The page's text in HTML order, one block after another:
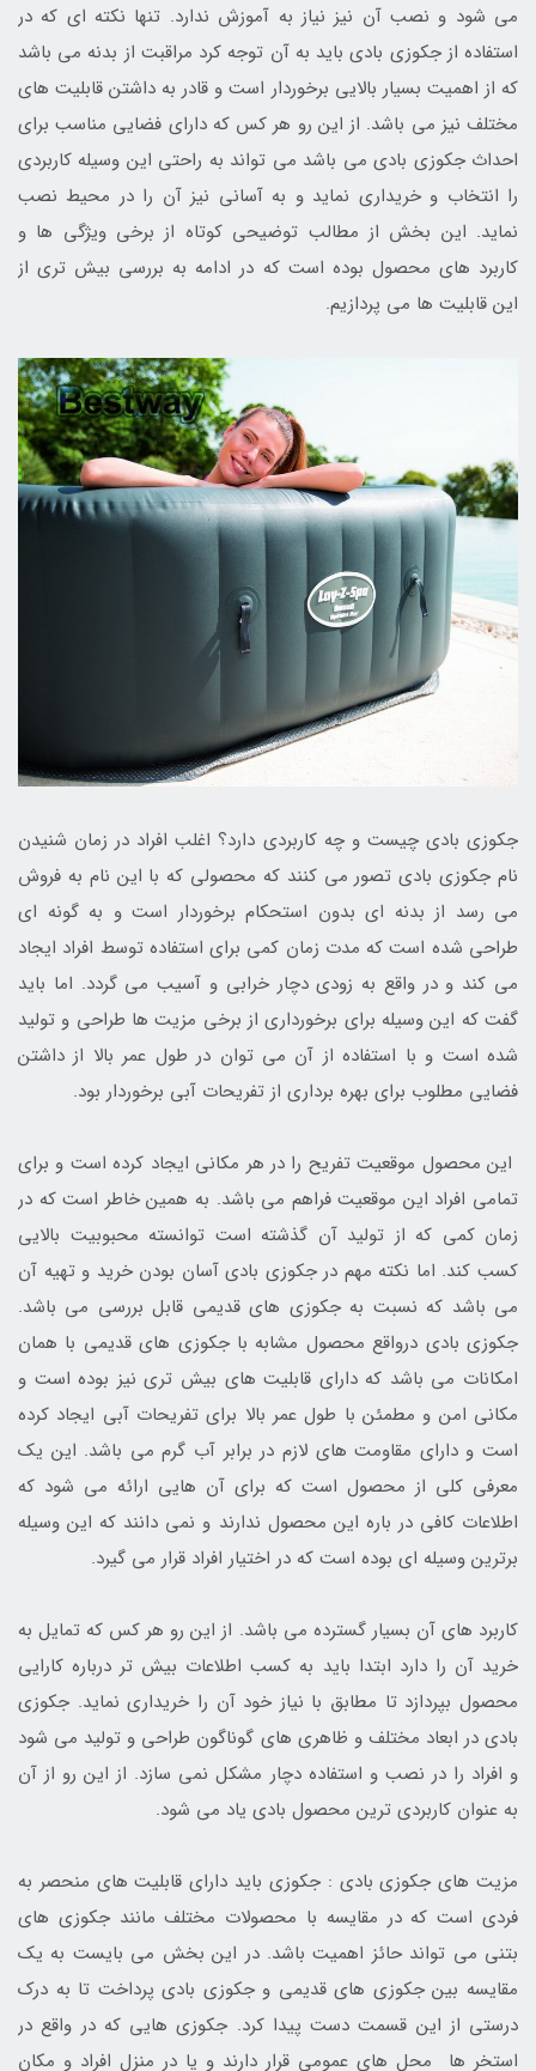
می شود و نصب آن نیز نیاز به آموزش ندارد. تنها نکته ای که در
استفاده از جکوزی بادی باید به آن توجه کرد مراقبت از بدنه می باشد
که از اهمیت بسیار بالایی برخوردار است و قادر به داشتن قابلیت های
مختلف نیز می باشد. از این رو هر کس که دارای فضایی مناسب برای
احداث جکوزی بادی می باشد می تواند به راحتی این وسیله کاربردی
را انتخاب و خریداری نماید و به آسانی نیز آن را در محیط نصب
نماید. این بخش از مطالب توضیحی کوتاه از برخی ویژگی ها و
کاربرد های محصول بوده است که در ادامه به بررسی بیش تری از
این قابلیت ها می پردازیم.
جکوزی بادی چیست و چه کاربردی دارد؟ اغلب افراد در زمان شنیدن
نام جکوزی بادی تصور می کنند که محصولی که با این نام به فروش
می رسد از بدنه ای بدون استحکام برخوردار است و به گونه ای
طراحی شده است که مدت زمان کمی برای استفاده توسط افراد ایجاد
می کند و در واقع به زودی دچار خرابی و آسیب می گردد. اما باید
گفت که این وسیله برای برخورداری از برخی مزیت ها طراحی و تولید
شده است و با استفاده از آن می توان در طول عمر بالا از داشتن
فضایی مطلوب برای بهره برداری از تفریحات آبی برخوردار بود.
این محصول موقعیت تفریح را در هر مکانی ایجاد کرده است و برای
تمامی افراد این موقعیت فراهم می باشد. به همین خاطر است که در
زمان کمی که از تولید آن گذشته است توانسته محبوبیت بالایی
کسب کند. اما نکته مهم در جکوزی بادی آسان بودن خرید و تهیه آن
می باشد که نسبت به جکوزی های قدیمی قابل بررسی می باشد.
جکوزی بادی درواقع محصول مشابه با جکوزی های قدیمی با همان
امکانات می باشد که دارای قابلیت های بیش تری نیز بوده است و
مکانی امن و مطمئن با طول عمر بالا برای تفریحات آبی ایجاد کرده
است و دارای مقاومت های لازم در برابر آب گرم می باشد. این یک
معرفی کلی از محصول است که برای آن هایی ارائه می شود که
اطلاعات کافی در باره این محصول ندارند و نمی دانند که این وسیله
برترین وسیله ای بوده است که در اختیار افراد قرار می گیرد.
کاربرد های آن بسیار گسترده می باشد. از این رو هر کس که تمایل به
خرید آن را دارد ابتدا باید به کسب اطلاعات بیش تر درباره کارایی
محصول بپردازد تا مطابق با نیاز خود آن را خریداری نماید. جکوزی
بادی در ابعاد مختلف و ظاهری های گوناگون طراحی و تولید می شود
و افراد را در نصب و استفاده دچار مشکل نمی سازد. از این رو از آن
به عنوان کاربردی ترین محصول بادی یاد می شود.
مزیت های جکوزی بادی : جکوزی باید دارای قابلیت های منحصر به
فردی است که در مقایسه با محصولات مختلف مانند جکوزی های
بتنی می تواند حائز اهمیت باشد. در این بخش می بایست به یک
مقایسه بین جکوزی های قدیمی و جکوزی بادی پرداخت تا به درک
درستی از این قسمت دست پیدا کرد. جکوزی هایی که در واقع در
استخر ها محل های عمومی قرار دارند و یا در منزل افراد و مکان